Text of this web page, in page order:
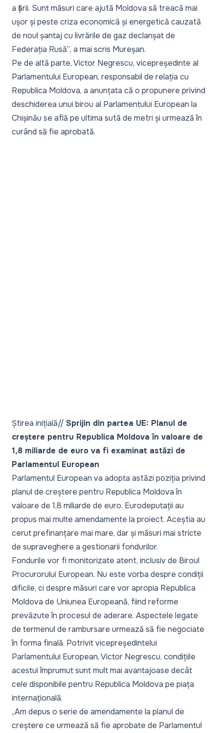
a țării. Sunt măsuri care ajută Moldova să treacă mai
ușor și peste criza economică și energetică cauzată
de noul șantaj cu livrările de gaz declanșat de
Federația Rusă”, a mai scris Mureșan.
Pe de altă parte, Victor Negrescu, vicepreședinte al
Parlamentului European, responsabil de relația cu
Republica Moldova, a anunțata că o propunere privind
deschiderea unui birou al Parlamentului European la
Chișinău se află pe ultima sută de metri și urmează în
curând să fie aprobată.
Știrea inițială// Sprijin din partea UE: Planul de
creștere pentru Republica Moldova în valoare de
1,8 miliarde de euro va fi examinat astăzi de
Parlamentul European
Parlamentul European va adopta astăzi poziția privind
planul de creștere pentru Republica Moldova în
valoare de 1,8 miliarde de euro. Eurodeputații au
propus mai multe amendamente la proiect. Aceștia au
cerut prefinanțare mai mare, dar și măsuri mai stricte
de supraveghere a gestionarii fondurilor.
Fondurile vor fi monitorizate atent, inclusiv de Biroul
Procurorului European. Nu este vorba despre condiții
dificile, ci despre măsuri care vor apropia Republica
Moldova de Uniunea Europeană, fiind reforme
prevăzute în procesul de aderare. Aspectele legate
de termenul de rambursare urmează să fie negociate
în forma finală. Potrivit vicepreședintelui
Parlamentului European, Victor Negrescu, condițiile
acestui împrumut sunt mult mai avantajoase decât
cele disponibile pentru Republica Moldova pe piața
internațională.
„Am depus o serie de amendamente la planul de
creștere ce urmează să fie aprobate de Parlamentul